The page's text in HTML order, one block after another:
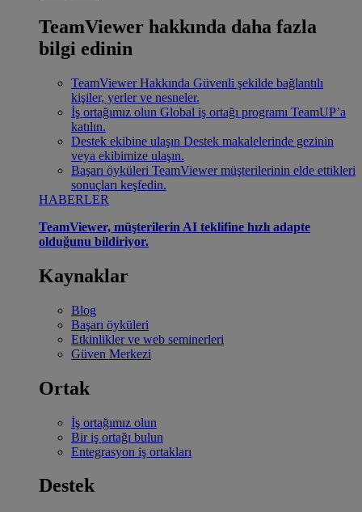
TeamViewer hakkında daha fazla
bilgi edinin
TeamViewer Hakkında Güvenli şekilde bağlantılı
kişiler, yerler ve nesneler.
İş ortağımız olun Global iş ortağı programı TeamUP’a
katılın.
Destek ekibine ulaşın Destek makalelerinde gezinin
veya ekibimize ulaşın.
Başarı öyküleri TeamViewer müşterilerinin elde ettikleri
sonuçları keşfedin.
HABERLER
TeamViewer, müşterilerin AI teklifine hızlı adapte
olduğunu bildiriyor.
Kaynaklar
Blog
Başarı öyküleri
Etkinlikler ve web seminerleri
Güven Merkezi
Ortak
İş ortağımız olun
Bir iş ortağı bulun
Entegrasyon iş ortakları
Destek